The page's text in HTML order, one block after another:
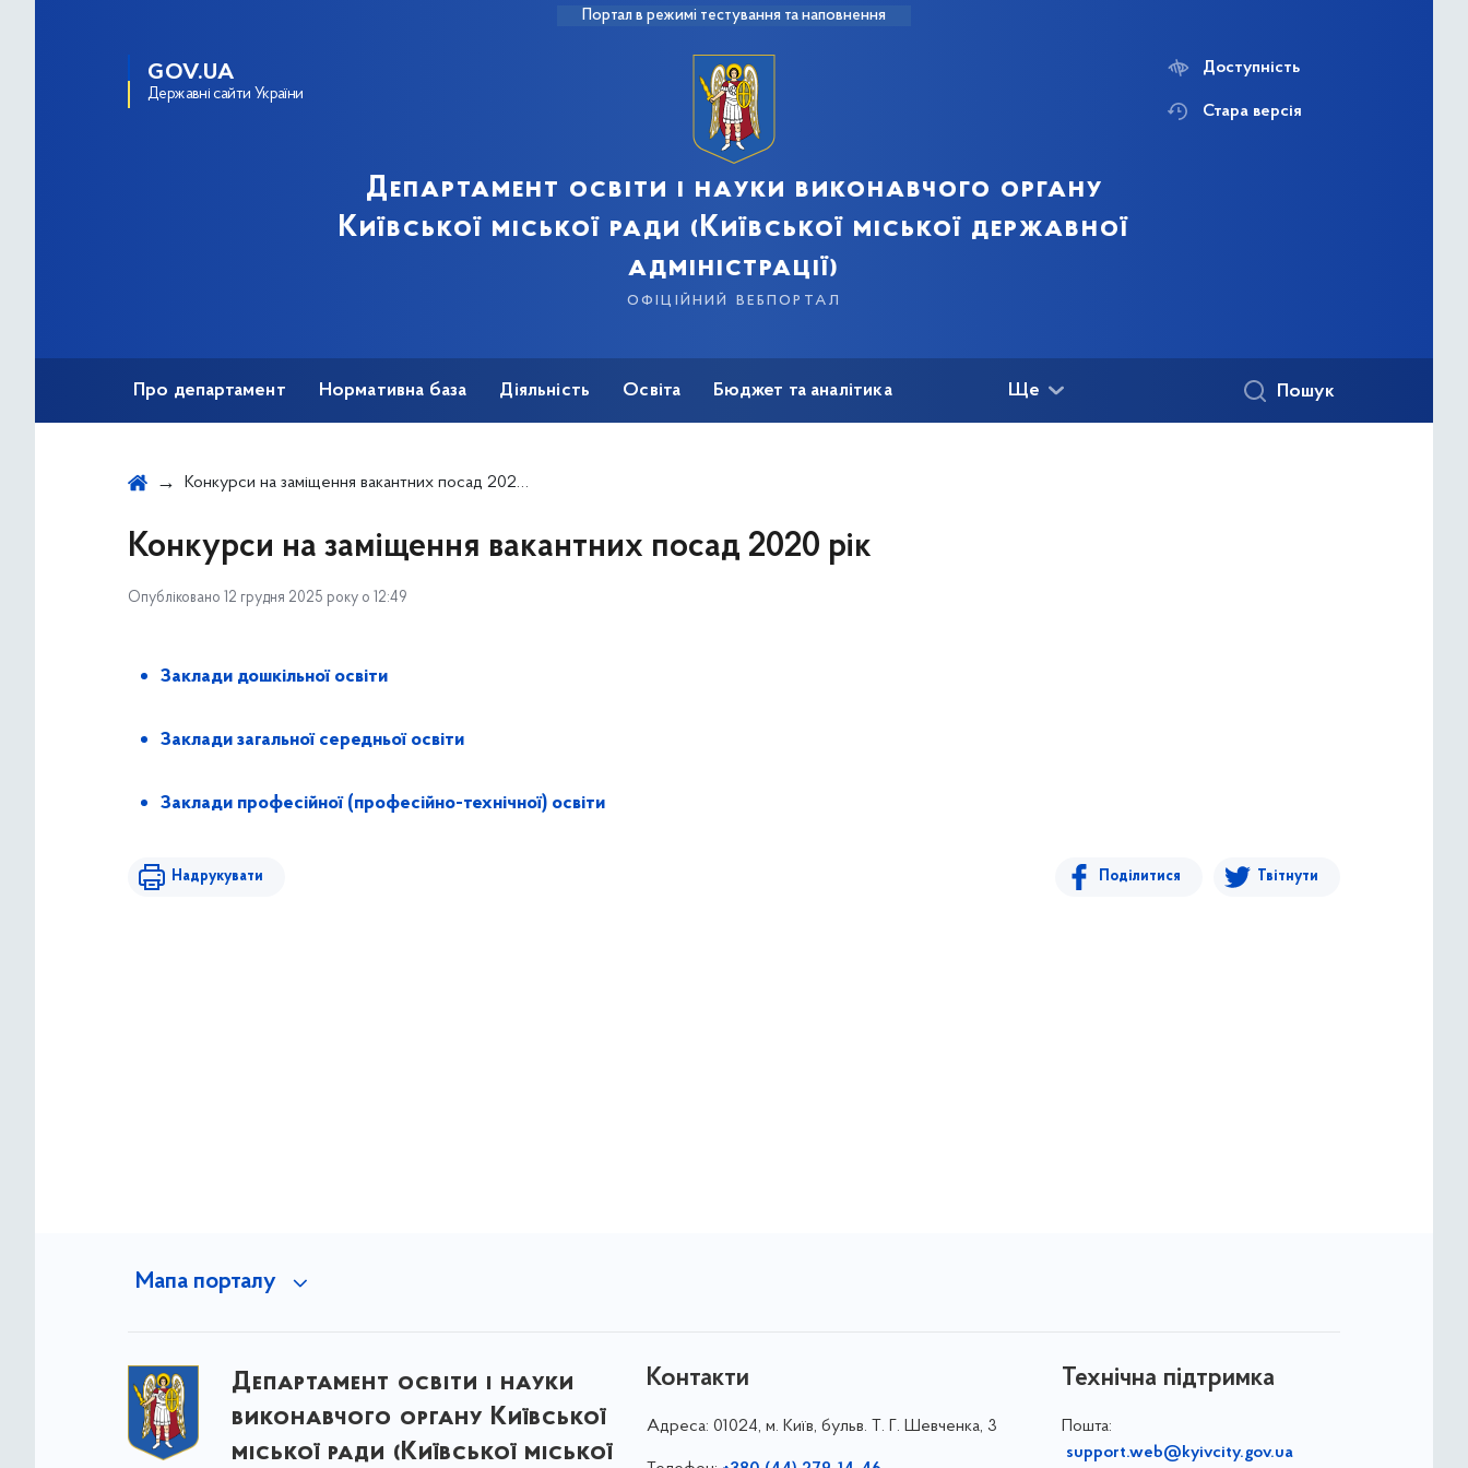
Портал в режимі тестування та наповнення
GOV.UA
Державні сайти України
Департамент освіти і науки виконавчого органу
Київської міської ради (Київської міської державної
адміністрації)
офіційний вебпортал
Доступність
Стара версія
Про департамент Нормативна база Діяльність Освіта Бюджет та аналітика Ще Пошук
Конкурси на заміщення вакантних посад 2020 рік
Конкурси на заміщення вакантних посад 2020 рік
Опубліковано 12 грудня 2025 року о 12:49
Заклади дошкільної освіти
Заклади загальної середньої освіти
Заклади професійної (професійно-технічної) освіти
Надрукувати Поділитися Твітнути
Мапа порталу
Департамент освіти і науки
виконавчого органу Київської
міської ради (Київської міської
Контакти
Адреса: 01024, м. Київ, бульв. Т. Г. Шевченка, 3
Технічна підтримка
Пошта:
support.web@kyivcity.gov.ua